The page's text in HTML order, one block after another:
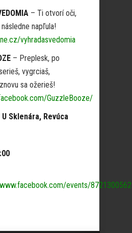
– Ti otvorí oči,
napľula!
vyhradasvedomia
– Preplesk, po
vygrciaš,
sa ožerieš!
GuzzleBooze/
U Sklenára, Revúca
events/